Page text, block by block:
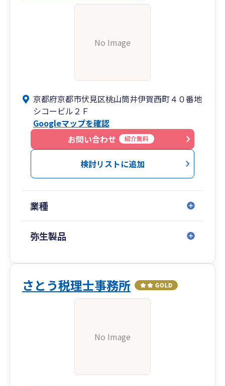
No Image
京都府京都市伏見区桃山筒井伊賀西町４０番地
シコービル２Ｆ
Googleマップを確認
お問い合わせ
紹介無料
検討リストに追加
業種
弥生製品
さとう税理士事務所
No Image